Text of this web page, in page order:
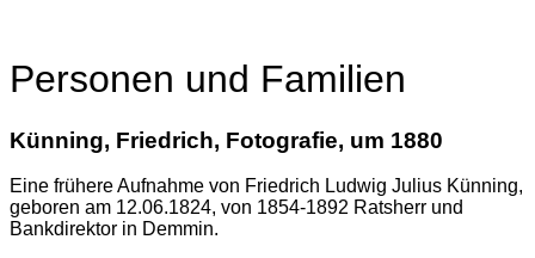
Personen und Familien
Künning, Friedrich, Fotografie, um 1880
Eine frühere Aufnahme von Friedrich Ludwig Julius Künning,
geboren am 12.06.1824, von 1854-1892 Ratsherr und
Bankdirektor in Demmin.